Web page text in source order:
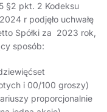
§2 pkt. 2 Kodeksu
r podjęło uchwałę
Spółki za 2023 rok,
sposób:
i 00/100 groszy)
proporcjonalnie